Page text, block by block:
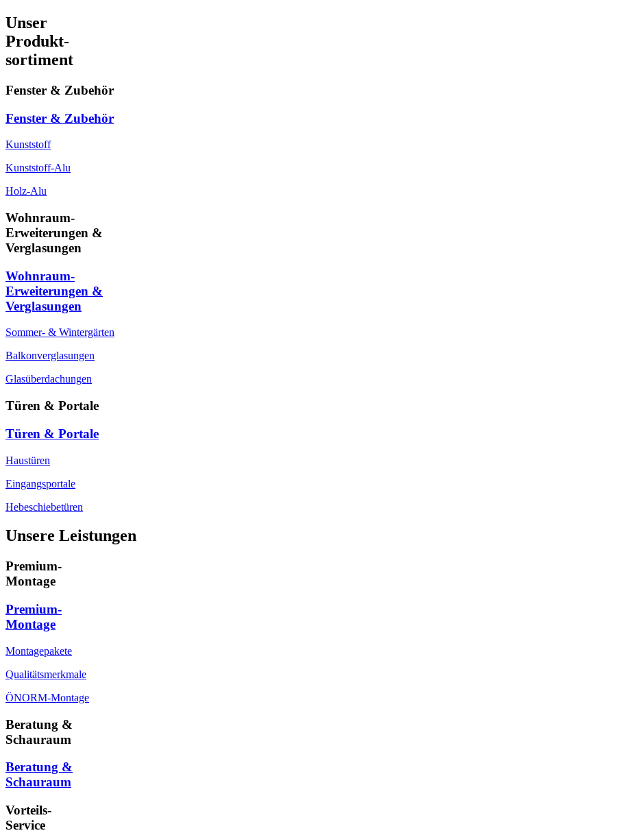
Unser
Produkt-
sortiment
Fenster & Zubehör
Fenster & Zubehör
Kunststoff
Kunststoff-Alu
Holz-Alu
Wohnraum-
Erweiterungen &
Verglasungen
Wohnraum-
Erweiterungen &
Verglasungen
Sommer- & Wintergärten
Balkonverglasungen
Glasüberdachungen
Türen & Portale
Türen & Portale
Haustüren
Eingangsportale
Hebeschiebetüren
Unsere Leistungen
Premium-
Montage
Premium-
Montage
Montagepakete
Qualitätsmerkmale
ÖNORM-Montage
Beratung &
Schauraum
Beratung &
Schauraum
Vorteils-
Service